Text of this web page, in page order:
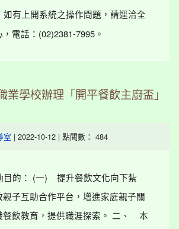
有上開系統之操作問題，請逕洽全
電話：(02)2381-7995。
業學校辦理「開平餐飲主廚盃」
室 | 2022-10-12 | 點閱數： 484
的： (一) 提升餐飲文化向下紮
子互助合作平台，增進家庭親子關
飲教育，提供職涯探索。 二、 本